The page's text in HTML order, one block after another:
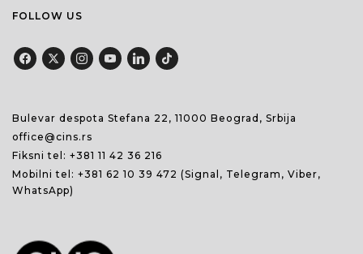
FOLLOW US
Bulevar despota Stefana 22, 11000 Beograd, Srbija
office@cins.rs
Fiksni tel: +381 11 42 36 216
Mobilni tel: +381 62 10 39 472 (Signal, Telegram, Viber,
WhatsApp)